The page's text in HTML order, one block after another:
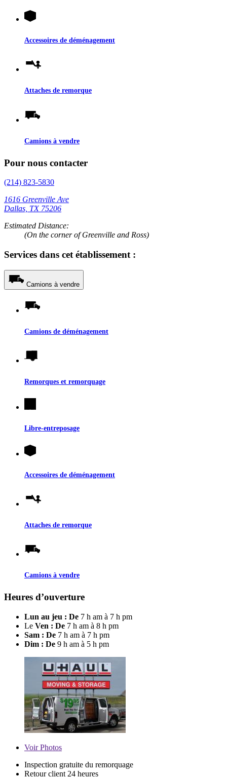
Accessoires de déménagement
Attaches de remorque
Camions à vendre
Pour nous contacter
(214) 823-5830
1616 Greenville Ave
Dallas, TX 75206
Estimated Distance:
(On the corner of Greenville and Ross)
Services dans cet établissement :
Camions à vendre
Camions de déménagement
Remorques et remorquage
Libre-entreposage
Accessoires de déménagement
Attaches de remorque
Camions à vendre
Heures d’ouverture
Lun au jeu : De 7 h am à 7 h pm
Le Ven : De 7 h am à 8 h pm
Sam : De 7 h am à 7 h pm
Dim : De 9 h am à 5 h pm
VoirPhotos
Inspection gratuite du remorquage
Retour client 24 heures